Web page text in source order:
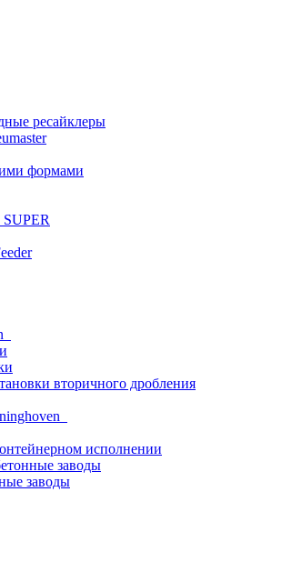
ресайклеры
формами
вторичного дробления
исполнении
заводы
заводы